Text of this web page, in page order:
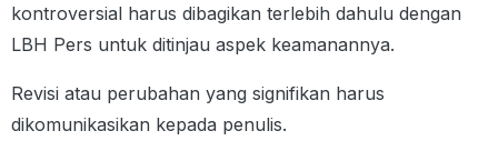
kontroversial harus dibagikan terlebih dahulu dengan
LBH Pers untuk ditinjau aspek keamanannya.
Revisi atau perubahan yang signifikan harus
dikomunikasikan kepada penulis.